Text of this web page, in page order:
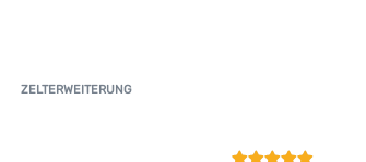
ZELTERWEITERUNG